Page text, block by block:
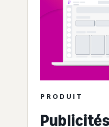
PRODUIT
Publicités